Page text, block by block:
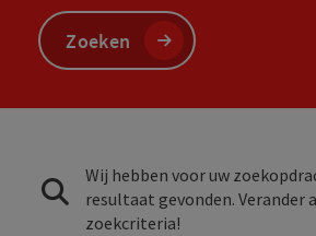
Zoeken
Wij hebben voor uw
resultaat gevonden. Verander
zoekcriteria!